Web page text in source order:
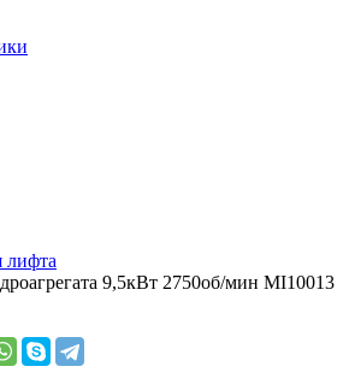
лифта
9,5кВт 2750об/мин MI10013